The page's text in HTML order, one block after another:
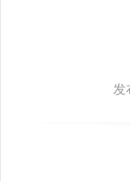
发